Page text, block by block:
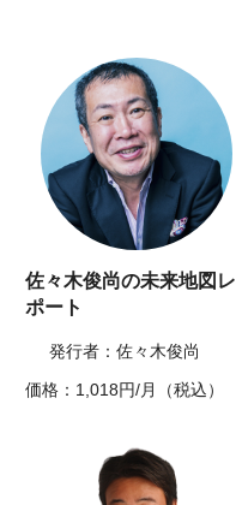
佐々木俊尚の未来地図レ
ポート
発行者：佐々木俊尚
価格：1,018円/月（税込）